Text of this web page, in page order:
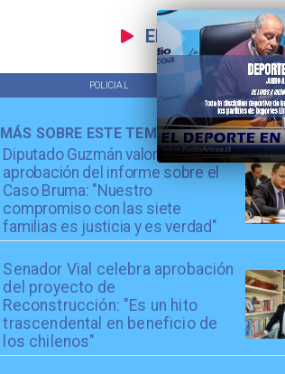
EN VIVO
POLICIAL TENDENCIAS
Diputado Guzmán valora
aprobación del informe sobre el
Caso Bruma: "Nuestro
compromiso con las siete
familias es justicia y es verdad"
Senador Vial celebra aprobación
del proyecto de
Reconstrucción: "Es un hito
trascendental en beneficio de
los chilenos"
MÁS SOBRE ESTE TEMA